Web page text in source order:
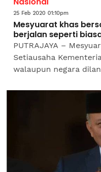
25 Feb 2020 01:10pm
Mesyuarat khas
berjalan seperti
PUTRAJAYA –
Setiausaha
walaupun negara
Setiausaha Negara,